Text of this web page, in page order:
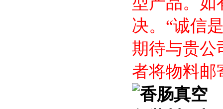
决。“诚信
期待与贵公
者将物料邮